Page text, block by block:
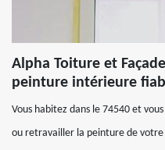
Alpha Toiture et
peinture intérieure
Vous habitez dans le 74540 et
ou retravailler la peinture de